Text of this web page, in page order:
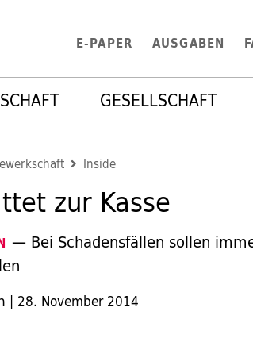
E-PAPER AUSGABEN
GESELLSCHAFT
Inside
zur Kasse
— Bei Schadensfällen sollen
| 28. November 2014